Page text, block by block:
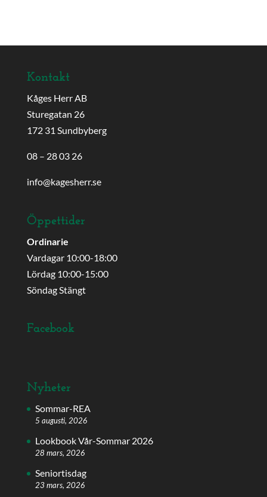
Kontakt
Kåges Herr AB
Sturegatan 26
172 31 Sundbyberg
08 – 28 03 26
info@kagesherr.se
Öppettider
Ordinarie
Vardagar 10:00-18:00
Lördag 10:00-15:00
Söndag Stängt
Facebook
Nyheter
Sommar-REA
5 augusti, 2026
Lookbook Vår-Sommar 2026
28 mars, 2026
Seniortisdag
23 mars, 2026